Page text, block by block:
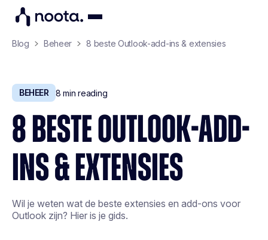
Blog Beheer 8 beste Outlook-add-ins & extensies
BEHEER 8 min reading
8 BESTE OUTLOOK-ADD-
INS & EXTENSIES
Wil je weten wat de beste extensies en add-ons voor
Outlook zijn? Hier is je gids.